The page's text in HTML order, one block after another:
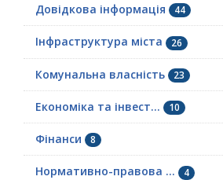
Довідкова інформація 44
Інфраструктура міста 26
Комунальна власність 23
Економіка та інвест... 10
Фінанси 8
Нормативно-правова ... 4